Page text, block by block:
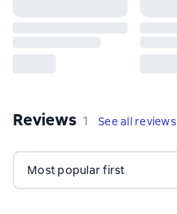
Reviews 1 review
1 See all reviews
Most popular first